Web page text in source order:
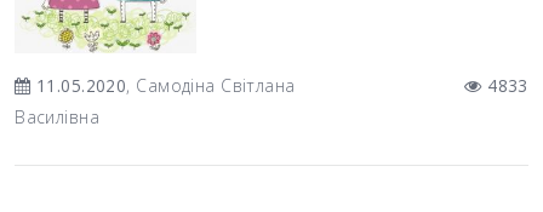
11.05.2020, Самодіна Світлана
Василівна
4833